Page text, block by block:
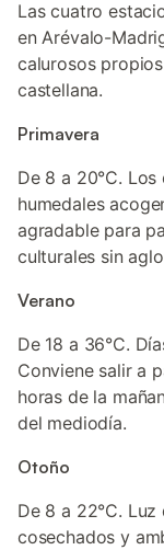
Las cuatro
en Arévalo-
calurosos
castellana.
Primavera
De 8 a 20°C.
humedales
agradable para
culturales sin
Verano
De 18 a 36°C.
Conviene salir a
horas de la
del mediodía.
Otoño
De 8 a 22°C.
cosechados y